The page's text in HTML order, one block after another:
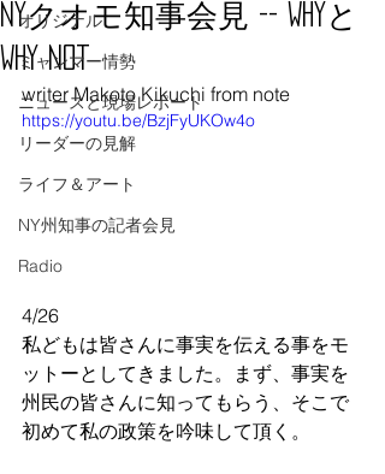
オリジナル
ミャンマー情勢
ニュースと現場レポート
リーダーの見解
ライフ＆アート
NY州知事の記者会見
Radio
NYクオモ知事会見 -- Whyと
Why not
writer Makoto Kikuchi from note
https://youtu.be/BzjFyUKOw4o
4/26
私どもは皆さんに事実を伝える事をモ
ットーとしてきました。まず、事実を
州民の皆さんに知ってもらう、そこで
初めて私の政策を吟味して頂く。